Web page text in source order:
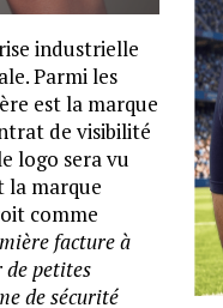
industrielle
Parmi les
est la marque
de visibilité
logo sera vu
la marque
comme
facture à
petites
de sécurité